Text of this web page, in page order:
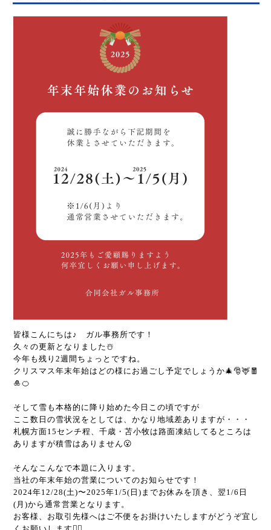
皆様こんにちは♪ ガル事務所です！
久々の更新となりました☃️
今年も残り2週間ちょっとですね。
クリスマス年末年始はどの様にお過ごし予定でしょうか🎄🎅🦌🧧
🎍🍊
そして雪も本格的に降り始めた今日この頃ですが
ここ数日の雪状況をとしては、かなり地域差ありますが・・・
札幌方面15センチ程、千歳・苫小牧は路面凍結してるところは
ありますが積雪はありません😮
そんなこんなで本題に入ります。
当社の年末年始の営業についてのお知らせです！
2024年12/28(土)〜2025年1/5(日)までお休みを頂き、翌1/6日
(月)から通常営業となります。
お客様、お取引先様へはご不便をお掛けいたしますがどうぞ宜し